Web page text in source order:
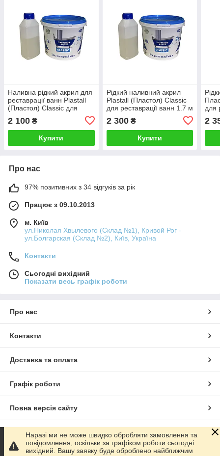
Наливна рідкий акрил для
реставрації ванн Plastall
(Пластол) Classic для
ванни 1.2 м (3кг) Оригінал
2 100 ₴
Купити
Рідкий наливний акрил
Plastall (Пластол) Classic
для реставрації ванн 1.7 м
2 300₴
Купити
для
2
Про нас
97% позитивних з 34 відгуків за рік
Працює з 09.10.2013
м. Київ
ул.Николая Хвылевого (Склад №1), Кривой Рог -
ул.Болгарская (Склад №2), Київ, Україна
Контакти
Сьогодні вихідний
Показати весь графік роботи
Про нас
Контакти
Доставка та оплата
Графік роботи
Повна версія сайту
Сайт створено на маркетплейсі Prom.ua
Наразі ми не може швидко обробляти замовлення та
повідомлення, оскільки за графіком роботи сьогодні
вихідний. Вашу заявку буде оброблено найближчим